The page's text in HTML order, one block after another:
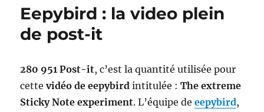
Eepybird : la video plein
de post-it
280 951 Post-it, c’est la quantité utilisée pour
cettevidéo de eepybird intitulée :The extreme
Sticky Note experiment. L’équipe deeepybird,